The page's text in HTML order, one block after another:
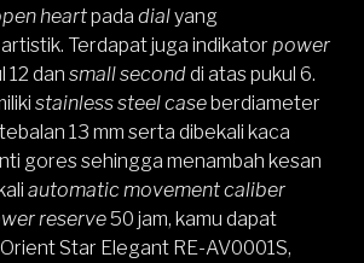
heartpada dialyang
Terdapat juga indikator power
12 dan small seconddi atas pukul 6.
stainless steelcaseberdiameter
13 mm serta dibekali kaca
gores sehingga menambah kesan
automatic movementcaliber
reserve50 jam, kamu dapat
Star Elegant RE-AV0001S,